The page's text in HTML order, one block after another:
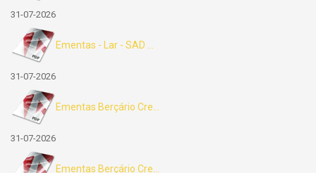
31-07-2026
Ementas - Lar - SAD ...
31-07-2026
Ementas Berçário Cre...
31-07-2026
Ementas Berçário Cre...